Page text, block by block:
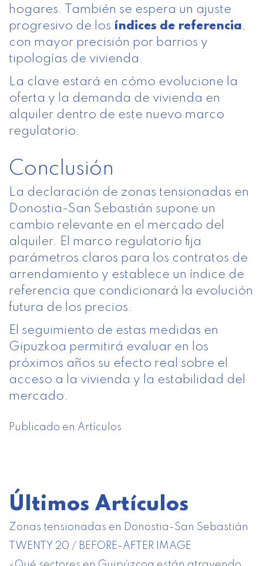
hogares. También se espera un ajuste
progresivo de los índices de referencia,
con mayor precisión por barrios y
tipologías de vivienda.
La clave estará en cómo evolucione la
oferta y la demanda de vivienda en
alquiler dentro de este nuevo marco
regulatorio.
Conclusión
La declaración de zonas tensionadas en
Donostia-San Sebastián supone un
cambio relevante en el mercado del
alquiler. El marco regulatorio fija
parámetros claros para los contratos de
arrendamiento y establece un índice de
referencia que condicionará la evolución
futura de los precios.
El seguimiento de estas medidas en
Gipuzkoa permitirá evaluar en los
próximos años su efecto real sobre el
acceso a la vivienda y la estabilidad del
mercado.
Publicado en Artículos
Últimos Artículos
Zonas tensionadas en Donostia-San Sebastián
TWENTY 20 / BEFORE-AFTER IMAGE